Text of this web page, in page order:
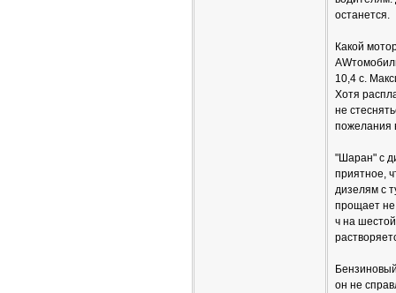
останется.
Какой
10,4 с.
Хотя
не
пожелания
"Шаран" с
приятное,
дизелям с
прощает не
ч на
он не